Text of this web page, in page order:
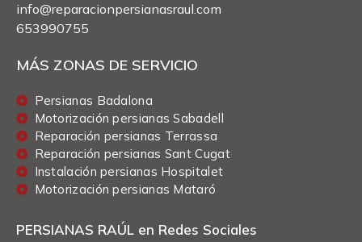
info@reparacionpersianasraul.com
653990755
MÁS ZONAS DE SERVICIO
Persianas Badalona
Motorización persianas Sabadell
Reparación persianas Terrassa
Reparación persianas Sant Cugat
Instalación persianas Hospitalet
Motorización persianas Mataró
PERSIANAS RAÚL en Redes Sociales